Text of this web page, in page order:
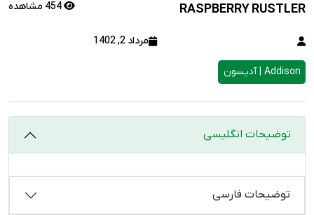
RASPBERRY RUSTLER
مرداد 2, 1402
Addison | آدیسون
توضیحات انگلیسی
توضیحات فارسی